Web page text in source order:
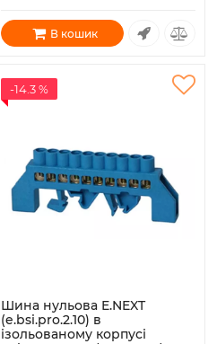
В кошик
-14.3 %
Шина нульова E.NEXT
(e.bsi.pro.2.10) в
ізольованому корпусі